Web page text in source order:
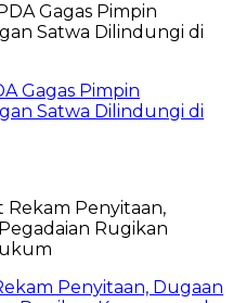
Gagas Pimpin
Satwa Dilindungi di
Penyitaan, Dugaan